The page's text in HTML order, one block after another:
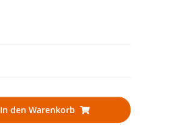
In den Warenkorb